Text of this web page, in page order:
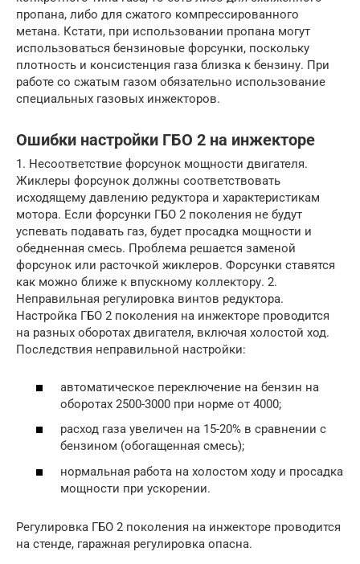
пропана, либо для сжатого компрессированного
метана. Кстати, при использовании пропана могут
использоваться бензиновые форсунки, поскольку
плотность и консистенция газа близка к бензину. При
работе со сжатым газом обязательно использование
специальных газовых инжекторов.
Ошибки настройки ГБО 2 на инжекторе
1. Несоответствие форсунок мощности двигателя.
Жиклеры форсунок должны соответствовать
исходящему давлению редуктора и характеристикам
мотора. Если форсунки ГБО 2 поколения не будут
успевать подавать газ, будет просадка мощности и
обедненная смесь. Проблема решается заменой
форсунок или расточкой жиклеров. Форсунки ставятся
как можно ближе к впускному коллектору. 2.
Неправильная регулировка винтов редуктора.
Настройка ГБО 2 поколения на инжекторе проводится
на разных оборотах двигателя, включая холостой ход.
Последствия неправильной настройки:
автоматическое переключение на бензин на
оборотах 2500-3000 при норме от 4000;
расход газа увеличен на 15-20% в сравнении с
бензином (обогащенная смесь);
нормальная работа на холостом ходу и просадка
мощности при ускорении.
Регулировка ГБО 2 поколения на инжекторе проводится
на стенде, гаражная регулировка опасна.